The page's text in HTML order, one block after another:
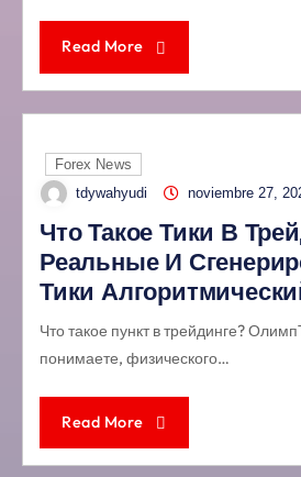
Read More
Forex News
tdywahyudi
noviembre 27,
Что Такое Тики В
Реальные И
Тики
Что такое пункт в трейдинге?
понимаете, физического…
Read More